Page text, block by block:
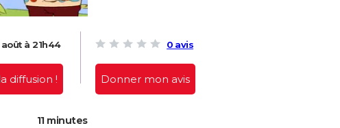
août à 21h44
diffusion !
0 avis
Donner mon avis
11 minutes